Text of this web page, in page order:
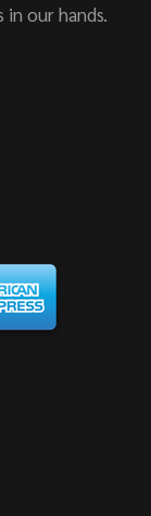
our hands.